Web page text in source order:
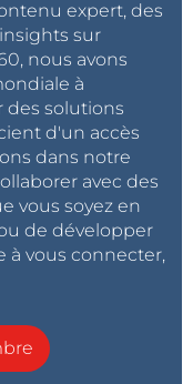
expert, des
sur
nous avons
à
des solutions
d'un accès
dans notre
avec des
vous soyez en
de développer
à vous connecter,